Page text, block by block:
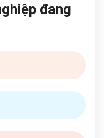
đang